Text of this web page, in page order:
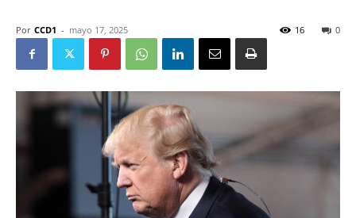
Por CCD1 - mayo 17, 2025 0
16